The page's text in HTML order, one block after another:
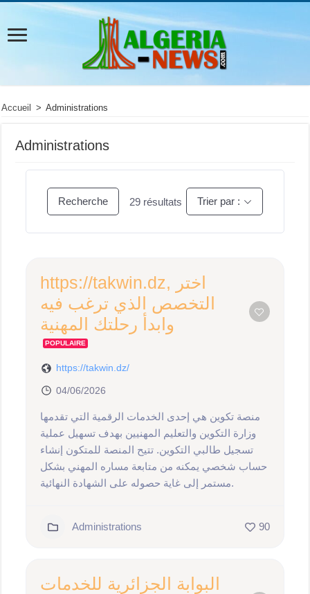
Accueil > Administrations
Administrations
Recherche 29 résultats Trier par :
https://takwin.dz, اختر
التخصص الذي ترغب فيه
وابدأ رحلتك المهنية
POPULAIRE
https://takwin.dz/
04/06/2026
منصة تكوين هي إحدى الخدمات الرقمية التي تقدمها
وزارة التكوين والتعليم المهنيين بهدف تسهيل عملية
تسجيل طالبي التكوين. تتيح المنصة للمتكون إنشاء
حساب شخصي يمكنه من متابعة مساره المهني بشكل
مستمر إلى غاية حصوله على الشهادة النهائية.
Administrations 90
البوابة الجزائرية للخدمات